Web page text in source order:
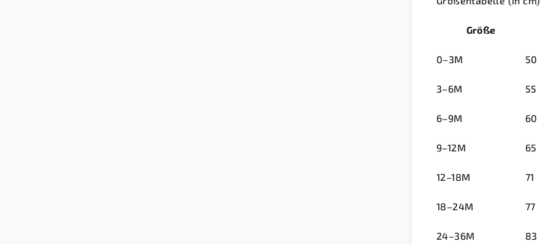
Größe
0–3M 50
3–6M 55
6–9M 60
9–12M 65
12–18M 71
18–24M 77
24–36M 83